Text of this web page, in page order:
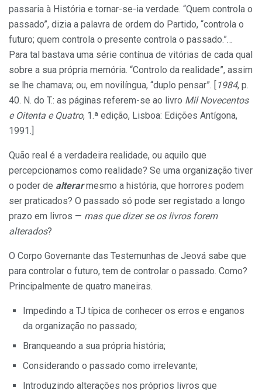
passaria à História e tornar-se-ia verdade. “Quem controla o
passado”, dizia a palavra de ordem do Partido, “controla o
futuro; quem controla o presente controla o passado.”…
Para tal bastava uma série contínua de vitórias de cada qual
sobre a sua própria memória. “Controlo da realidade”, assim
se lhe chamava; ou, em novilíngua, “duplo pensar”. [ 1984, p.
40. N. do T.: as páginas referem-se ao livro Mil Novecentos
e Oitenta e Quatro, 1.ª edição, Lisboa: Edições Antígona,
1991.]
Quão real é a verdadeira realidade, ou aquilo que
percepcionamos como realidade? Se uma organização tiver
o poder de alterarmesmo a história, que horrores podem
ser praticados? O passado só pode ser registado a longo
prazo em livros — mas que dizer se os livros forem
alterados?
O Corpo Governante das Testemunhas de Jeová sabe que
para controlar o futuro, tem de controlar o passado. Como?
Principalmente de quatro maneiras.
Impedindo a TJ típica de conhecer os erros e enganos
da organização no passado;
Branqueando a sua própria história;
Considerando o passado como irrelevante;
Introduzindo alterações nos próprios livros que